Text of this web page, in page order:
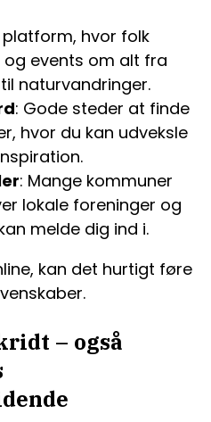
platform, hvor folk
events om alt fra
naturvandringer.
: Gode steder at finde
hvor du kan udveksle
: Mange kommuner
lokale foreninger og
melde dig ind i.
kan det hurtigt føre
– også